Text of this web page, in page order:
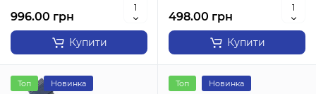
996.00 грн
Купити
498.00 грн
Купити
Топ Новинка Топ Новинка